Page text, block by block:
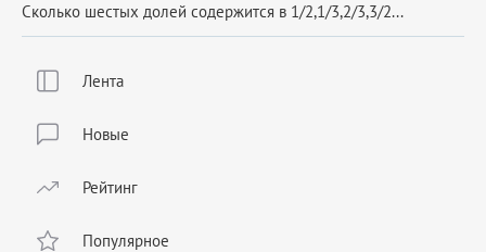
Лента
Новые
Рейтинг
Популярное
Сколько шестых долей содержится в 1/2,1/3,2/3,3/2...